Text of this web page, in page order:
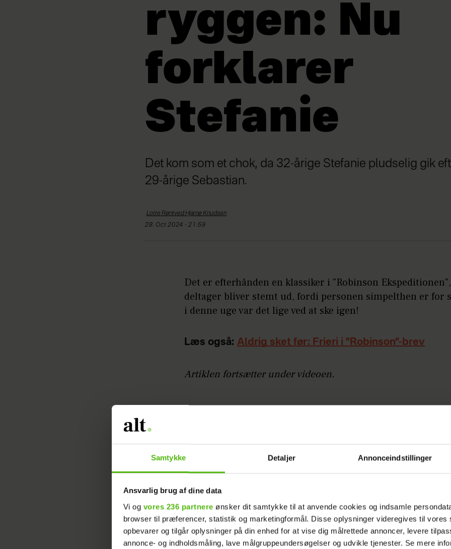
Samtykke Detaljer Annonceindstillinger
Ansvarlig brug af dine data
Vi og vores 236 partnere ønsker dit samtykke til at anvende cookies og indsamle
browser til præferencer, statistik og marketingformål. Disse oplysninger videregives til vores
opbevarer og tilgår oplysninger på din enhed for at vise dig målrettede annoncer, levere
annonce- og indholdsmåling, lave målgruppeundersøgelser og udvikle tjenester. Se mere
ryggen: Nu
forklarer
Stefanie
Det kom som et chok, da 32-årige Stefanie pludselig gik
29-årige Sebastian.
Lotte Røntved HjarnøKnudsen
28. Oct 2024 - 21:59
Det er efterhånden en klassiker i "Robinson
deltager bliver stemt ud, fordi personen simpelthen er for
i denne uge var det lige ved at ske igen!
Læs også: Aldrig sket før: Frieri i "Robinson"-brev
Artiklen fortsætter under videoen.
vinde årets ekspedition.
Læs også:
sandheden om Madrid
- Jeg følte, at jeg blev nødt til at gøre noget for at få vendt